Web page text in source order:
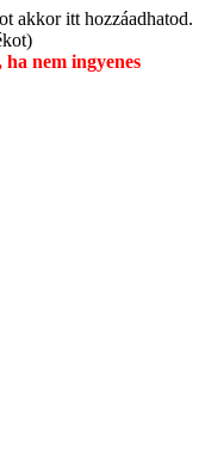
akkor itt hozzáadhatod.
nem ingyenes